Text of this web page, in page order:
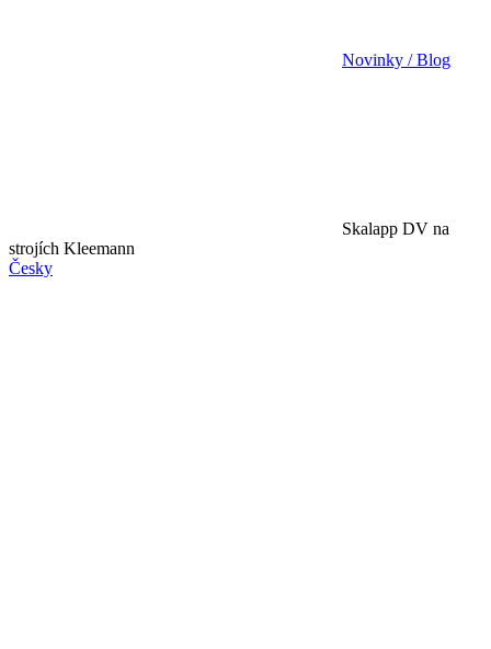
Novinky / Blog
Skalapp DV na
strojích Kleemann
Česky